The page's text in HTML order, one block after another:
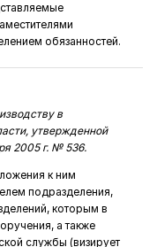
обязанностей.
в
утвержденной
2005 г. № 536.
к ним
подразделения,
которым в
а также
службы (визирует